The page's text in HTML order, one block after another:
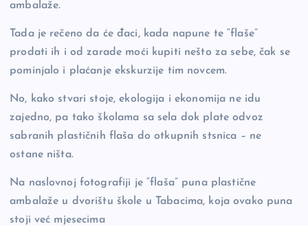
ambalaže.
Tada je rečeno da će đaci, kada napune te “flaše”
prodati ih i od zarade moći kupiti nešto za sebe, čak se
pominjalo i plaćanje ekskurzije tim novcem.
No, kako stvari stoje, ekologija i ekonomija ne idu
zajedno, pa tako školama sa sela dok plate odvoz
sabranih plastičnih flaša do otkupnih stsnica – ne
ostane ništa.
Na naslovnoj fotografiji je “flaša” puna plastične
ambalaže u dvorištu škole u Tabacima, koja ovako puna
stoji već mjesecima